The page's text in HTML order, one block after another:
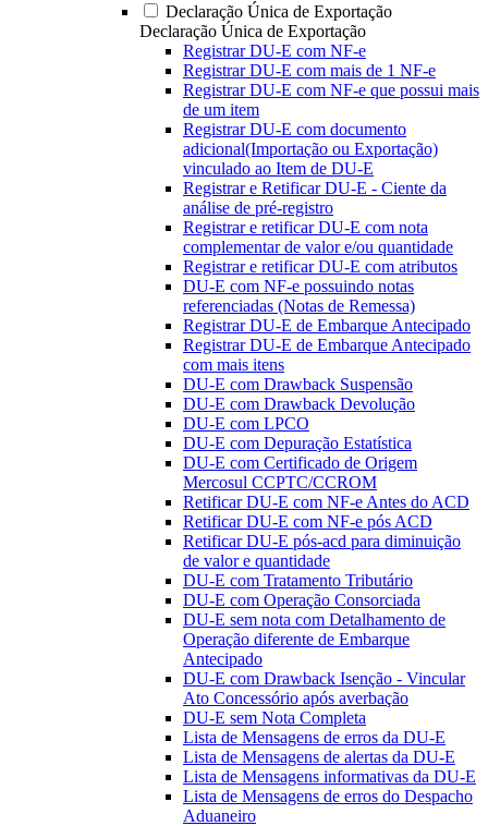
Declaração Única de Exportação
Declaração Única de Exportação
Registrar DU-E com NF-e
Registrar DU-E com mais de 1 NF-e
Registrar DU-E com NF-e que possui mais
de um item
Registrar DU-E com documento
adicional(Importação ou Exportação)
vinculado ao Item de DU-E
Registrar e Retificar DU-E - Ciente da
análise de pré-registro
Registrar e retificar DU-E com nota
complementar de valor e/ou quantidade
Registrar e retificar DU-E com atributos
DU-E com NF-e possuindo notas
referenciadas (Notas de Remessa)
Registrar DU-E de Embarque Antecipado
Registrar DU-E de Embarque Antecipado
com mais itens
DU-E com Drawback Suspensão
DU-E com Drawback Devolução
DU-E com LPCO
DU-E com Depuração Estatística
DU-E com Certificado de Origem
Mercosul CCPTC/CCROM
Retificar DU-E com NF-e Antes do ACD
Retificar DU-E com NF-e pós ACD
Retificar DU-E pós-acd para diminuição
de valor e quantidade
DU-E com Tratamento Tributário
DU-E com Operação Consorciada
DU-E sem nota com Detalhamento de
Operação diferente de Embarque
Antecipado
DU-E com Drawback Isenção - Vincular
Ato Concessório após averbação
DU-E sem Nota Completa
Lista de Mensagens de erros da DU-E
Lista de Mensagens de alertas da DU-E
Lista de Mensagens informativas da DU-E
Lista de Mensagens de erros do Despacho
Aduaneiro